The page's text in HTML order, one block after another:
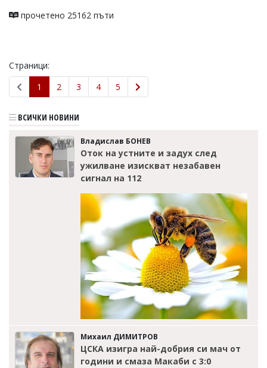
прочетено 25162 пъти
Страници:
1
2 3 4 5
ВСИЧКИ НОВИНИ
Владислав БОНЕВ
Оток на устните и задух след
ужилване изискват незабавен
сигнал на 112
Михаил ДИМИТРОВ
ЦСКА изигра най-добрия си мач от
години и смаза Макаби с 3:0